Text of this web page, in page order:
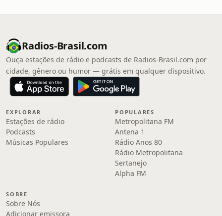
Radios-Brasil.com
Ouça estações de rádio e podcasts de Radios-Brasil.com por
cidade, gênero ou humor — grátis em qualquer dispositivo.
EXPLORAR
Estações de rádio
Podcasts
Músicas Populares
POPULARES
Metropolitana FM
Antena 1
Rádio Anos 80
Rádio Metropolitana
Sertanejo
Alpha FM
SOBRE
Sobre Nós
Adicionar emissora